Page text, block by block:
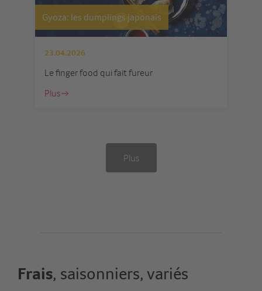
Gyoza: les dumplings japonais
23.04.2026
Le finger food qui fait fureur
Plus
Plus
Frais, saisonniers, variés